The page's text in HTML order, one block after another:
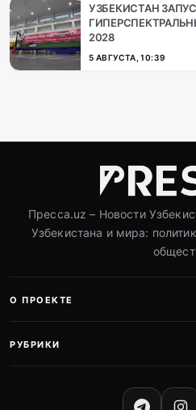
УЗБЕКИСТАН
2028
5 АВГУСТА, 10:39
Пресса.uz – Новости
Узбекистана и мира:
О ПРОЕКТЕ
РУБРИКИ